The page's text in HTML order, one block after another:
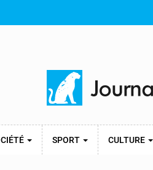
SPORT CULTURE